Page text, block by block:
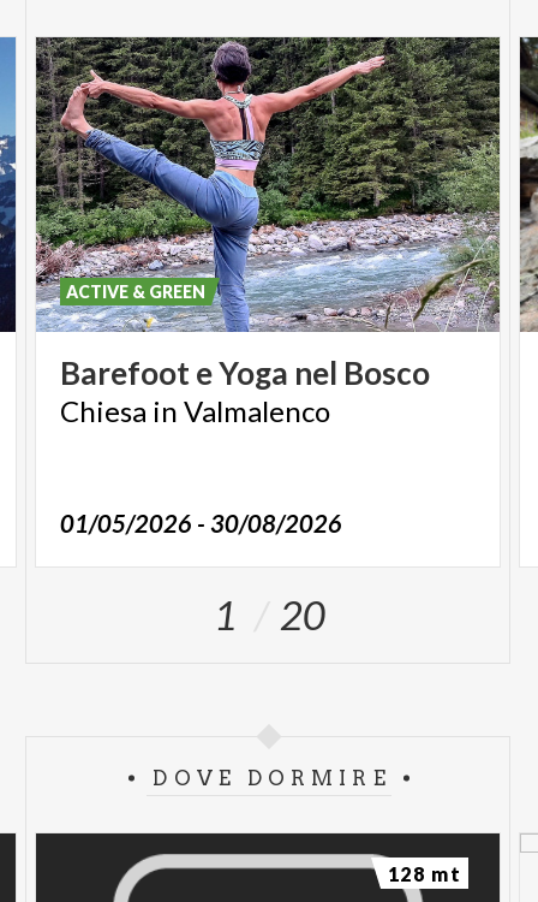
BarefooteYoga nel Bosco
Chiesa in Valmalenco
01/05/2026 - 30/08/2026
ACTIVE & GREEN
1 20
DOVE DORMIRE
128 mt